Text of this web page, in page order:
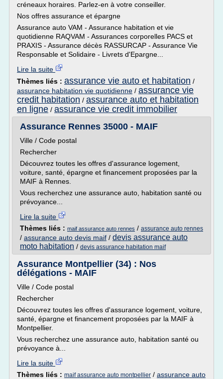
créneaux horaires. Parlez-en à votre conseiller.
Nos offres assurance et épargne
Assurance auto VAM - Assurance habitation et vie
quotidienne RAQVAM - Assurances corporelles PACS et
PRAXIS - Assurance décès RASSURCAP - Assurance Vie
Responsable et Solidaire - Livrets d'Epargne...
Lire la suite
Thèmes liés : assurance vie auto et habitation /
assurance habitation vie quotidienne / assurance vie
credit habitation / assurance auto et habitation
en ligne / assurance vie credit immobilier
Assurance Rennes 35000 - MAIF
Ville / Code postal
Rechercher
Découvrez toutes les offres d'assurance logement,
voiture, santé, épargne et financement proposées par la
MAIF à Rennes.
Vous recherchez une assurance auto, habitation santé ou
prévoyance...
Lire la suite
Thèmes liés : maif assurance auto rennes / assurance auto rennes
/ assurance auto devis maif / devis assurance auto
moto habitation / devis assurance habitation maif
Assurance Montpellier (34) : Nos
délégations - MAIF
Ville / Code postal
Rechercher
Découvrez toutes les offres d'assurance logement, voiture,
santé, épargne et financement proposées par la MAIF à
Montpellier.
Vous recherchez une assurance auto, habitation santé ou
prévoyance à...
Lire la suite
Thèmes liés : maif assurance auto montpellier / assurance auto